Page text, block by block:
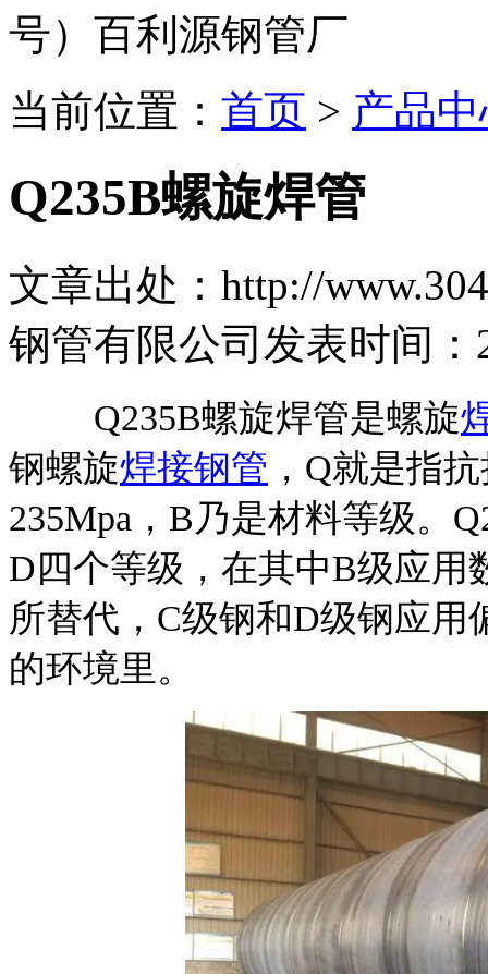
号）百利源钢管厂
当前位置： 首页 > 产品
Q235B螺旋焊管
文章出处：http://
钢管有限公司 发表时间：
Q235B螺旋焊管是螺旋
钢螺旋焊接钢管 ，Q就是指
235Mpa，B乃是材料等级。
D四个等级，在其中B级应
所替代，C级钢和D级钢应
的环境里。